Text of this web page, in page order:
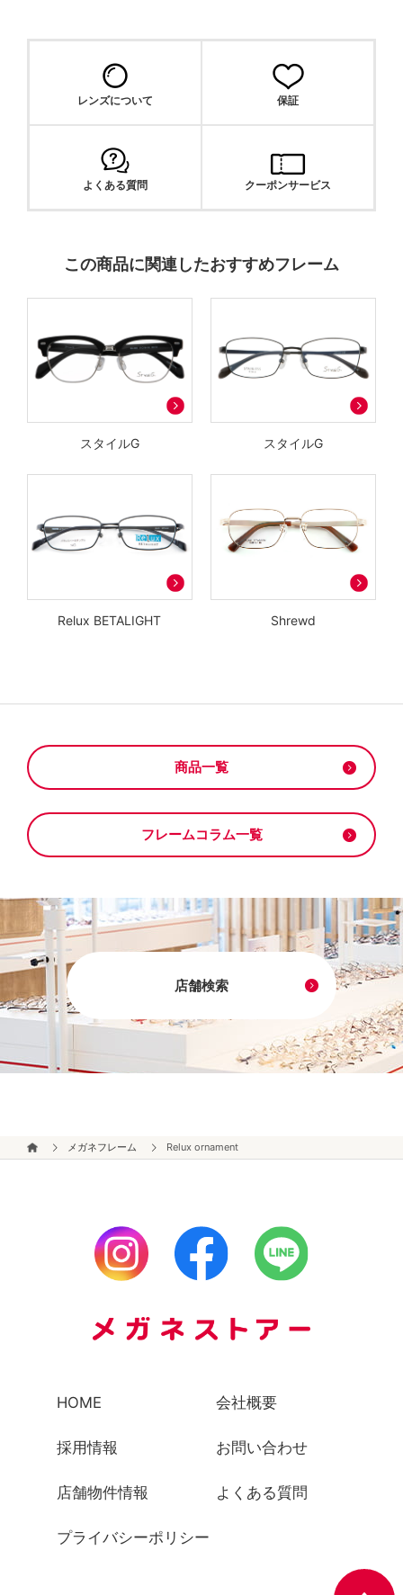
レンズについて 保証
よくある質問 クーポンサービス
この商品に関連したおすすめフレーム
スタイルG スタイルG
Relux BETALIGHT Shrewd
商品一覧
フレームコラム一覧
店舗検索
メガネフレーム Relux ornament
HOME 会社概要
採用情報 お問い合わせ
店舗物件情報 よくある質問
プライバシーポリシー